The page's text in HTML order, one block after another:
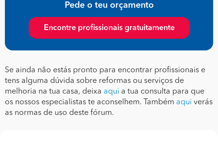
Pede o teu orçamento
Encontre profissionais gratuitamente
Se ainda não estás pronto para encontrar profissionais e
tens alguma dúvida sobre reformas ou serviços de
melhoria na tua casa, deixa aqui a tua consulta para que
os nossos especialistas te aconselhem. Também aqui verás
as normas de uso deste fórum.